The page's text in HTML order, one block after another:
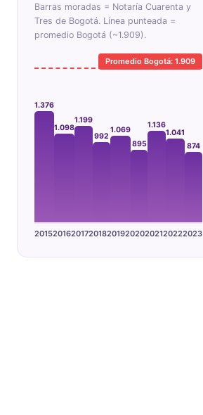
Barras moradas = Notaría Cuarenta y
Tres de Bogotá. Línea punteada =
promedio Bogotá (~1.909).
1.376
1.098
1.199
992
1.069
895
1.136
1.041
874
Promedio Bogotá: 1.909
201520162017201820192020202120222023